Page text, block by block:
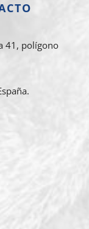
41, polígono